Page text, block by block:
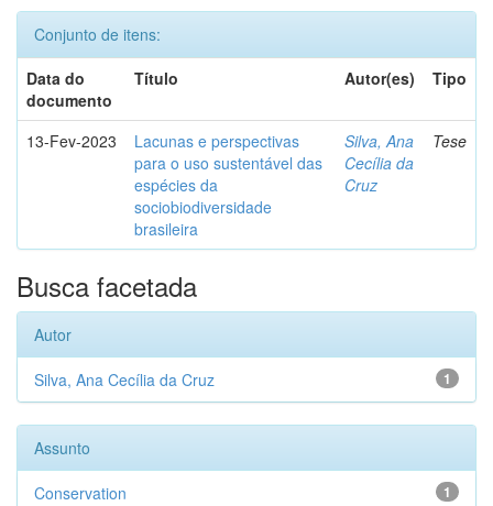
Conjunto de itens:
Data do
documento
Título Autor(es) Tipo
13-Fev-2023
Lacunas e perspectivas
para o uso sustentável das
espécies da
sociobiodiversidade
brasileira
Silva, Ana
Cecília da
Cruz
Tese
Busca facetada
Autor
1
Silva, Ana Cecília da Cruz
Assunto
1
Conservation